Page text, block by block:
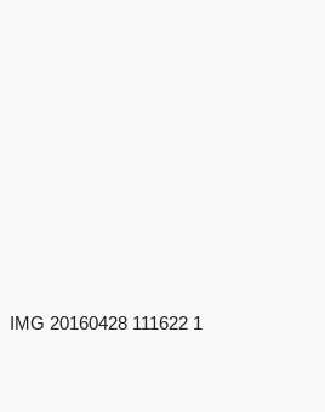
IMG 20160428 111622 1